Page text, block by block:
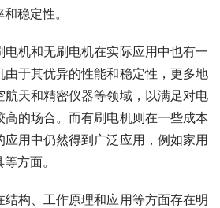
稳定性。
电机和无刷电机在实际应用中也有一
于其优异的性能和稳定性，更多地
天和精密仪器等领域，以满足对电
的场合。而有刷电机则在一些成本
用中仍然得到广泛应用，例如家用
方面。
构、工作原理和应用等方面存在明